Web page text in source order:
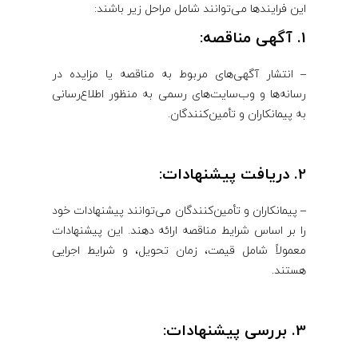
این فرایندها می‌توانند شامل مراحل زیر باشند:
1. آگهی مناقصه:
– انتشار آگهی‌های مربوط به مناقصه یا مزایده در
رسانه‌ها و وب‌سایت‌های رسمی به منظور اطلاع‌رسانی
به پیمانکاران و تأمین‌کنندگان.
2. دریافت پیشنهادات:
– پیمانکاران و تأمین‌کنندگان می‌توانند پیشنهادات خود
را بر اساس شرایط مناقصه ارائه دهند. این پیشنهادات
معمولاً شامل قیمت، زمان تحویل، و شرایط اجرایی
هستند.
3. بررسی پیشنهادات: